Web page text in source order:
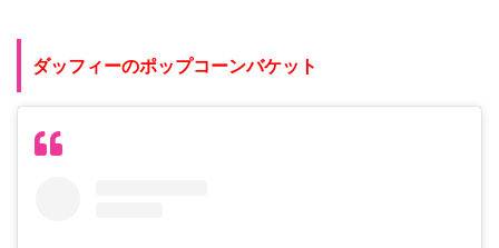
ダッフィーのポップコーンバケット